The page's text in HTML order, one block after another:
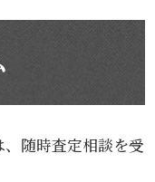
随時査定相談を受